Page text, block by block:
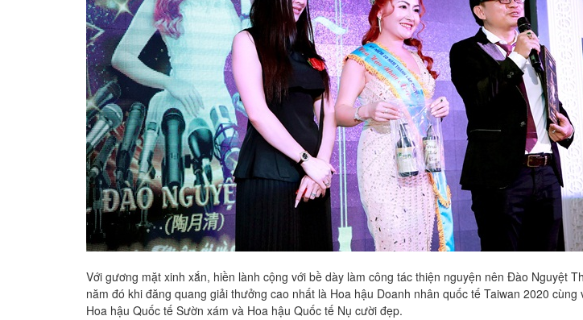
Với gương mặt xinh xắn, hiền lành cộng với bề dày làm công tác thiện nguyện nên Đào Nguyệt
năm đó khi đăng quang giải thưởng cao nhất là Hoa hậu Doanh nhân quốc tế Taiwan 2020
Hoa hậu Quốc tế Sườn xám và Hoa hậu Quốc tế Nụ cười đẹp.